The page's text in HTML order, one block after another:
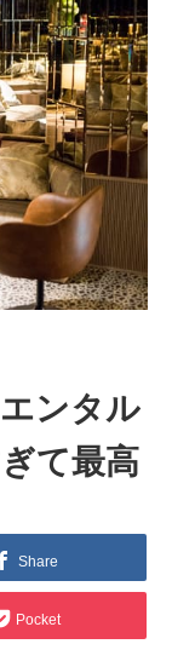
ンタル
て最高
Share
Pocket